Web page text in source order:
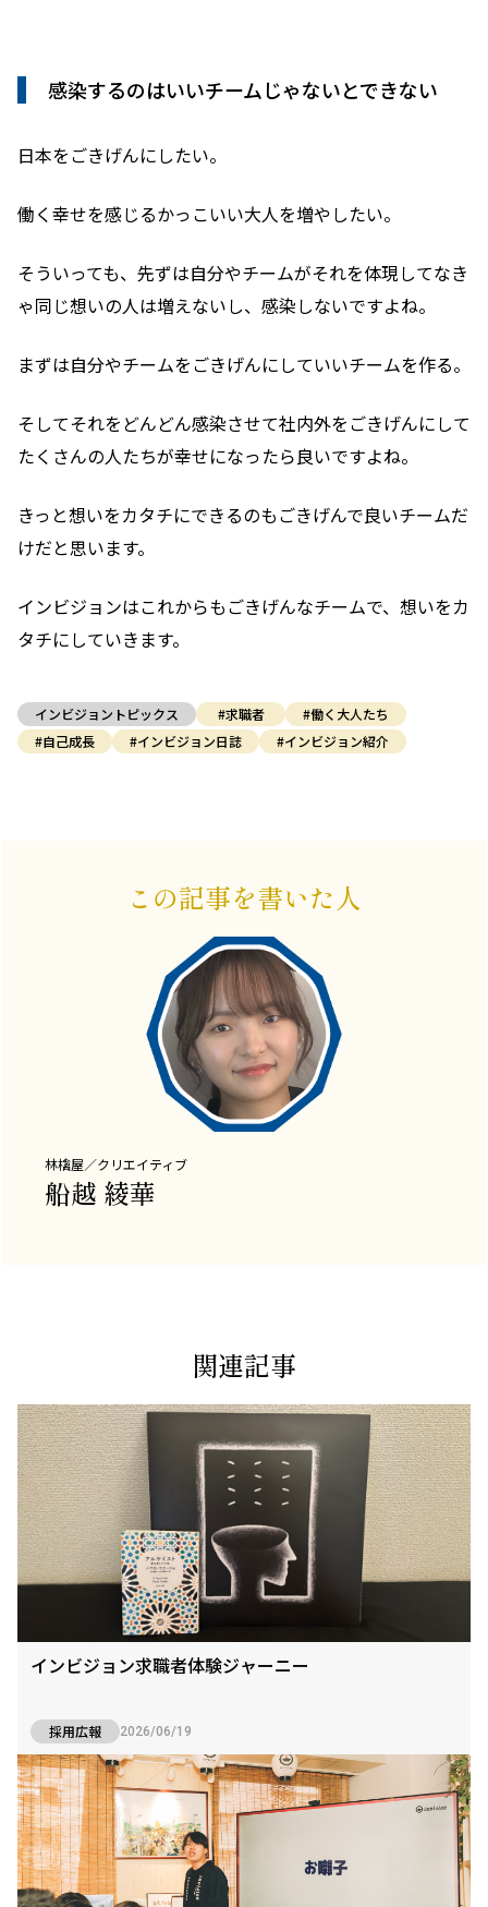
感染するのはいいチームじゃないとできない
日本をごきげんにしたい。
働く幸せを感じるかっこいい大人を増やしたい。
そういっても、先ずは自分やチームがそれを体現してなき
ゃ同じ想いの人は増えないし、感染しないですよね。
まずは自分やチームをごきげんにしていいチームを作る。
そしてそれをどんどん感染させて社内外をごきげんにして
たくさんの人たちが幸せになったら良いですよね。
きっと想いをカタチにできるのもごきげんで良いチームだ
けだと思います。
インビジョンはこれからもごきげんなチームで、想いをカ
タチにしていきます。
インビジョントピックス #求職者
#働く大人たち
#自己成長
#インビジョン日誌 #インビジョン紹介
この記事を書いた人
林檎屋／クリエイティブ
船越 綾華
関連記事
インビジョン求職者体験ジャーニー
採用広報 2026/06/19